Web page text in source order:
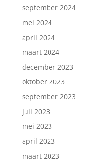
september 2024
mei 2024
april 2024
maart 2024
december 2023
oktober 2023
september 2023
juli 2023
mei 2023
april 2023
maart 2023